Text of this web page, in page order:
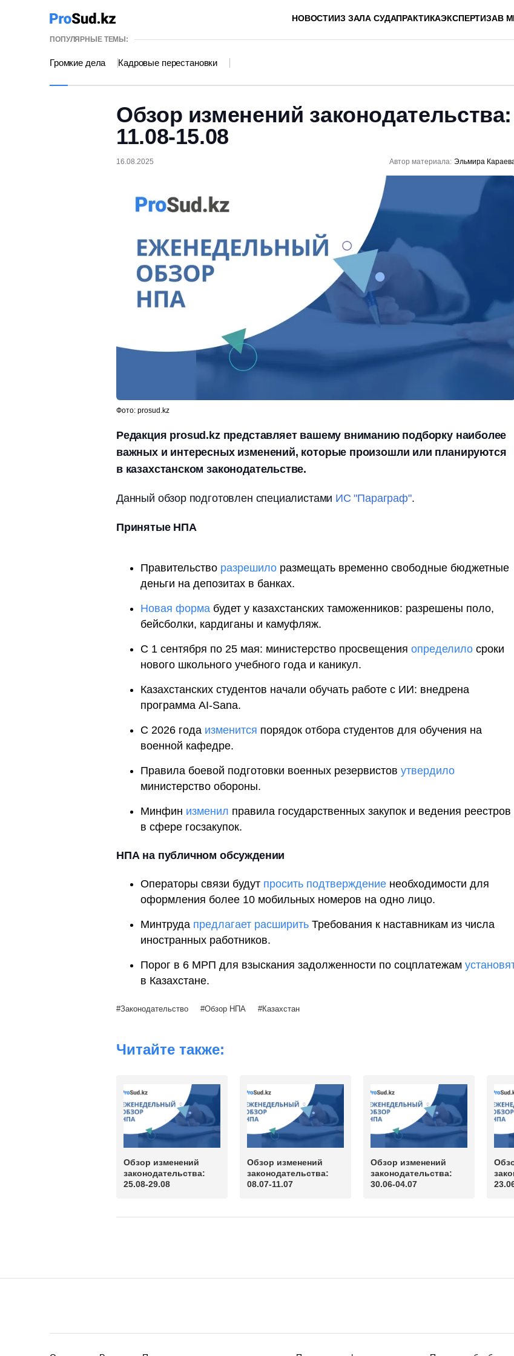
НОВОСТИИЗ ЗАЛА СУДАПРАКТИКАЭКСПЕРТИЗАВ
ПОПУЛЯРНЫЕ ТЕМЫ:
Громкие дела Кадровые перестановки
Обзор изменений законодательства:
11.08-15.08
16.08.2025 Автор материала: Эльмира
Фото: prosud.kz
Редакция prosud.kz представляет вашему вниманию подборку наиболее
важных и интересных изменений, которые произошли или планируются
в казахстанском законодательстве.
Данный обзор подготовлен специалистами ИС "Параграф".
Принятые НПА
Правительство разрешило размещать временно свободные бюджетные
деньги на депозитах в банках.
Новая форма будет у казахстанских таможенников: разрешены поло,
бейсболки, кардиганы и камуфляж.
С 1 сентября по 25 мая: министерство просвещения определило сроки
нового школьного учебного года и каникул.
Казахстанских студентов начали обучать работе с ИИ: внедрена
программа AI-Sana.
С 2026 года изменится порядок отбора студентов для обучения на
военной кафедре.
Правила боевой подготовки военных резервистов утвердило
министерство обороны.
Минфин изменил правила государственных закупок и ведения реестров
в сфере госзакупок.
НПА на публичном обсуждении
Операторы связи будут просить подтверждение необходимости для
оформления более 10 мобильных номеров на одно лицо.
Минтруда предлагает расширить Требования к наставникам из числа
иностранных работников.
Порог в 6 МРП для взыскания задолженности по соцплатежам
в Казахстане.
Законодательство Обзор НПА Казахстан
Читайте также:
Обзор изменений
законодательства:
25.08-29.08
Обзор изменений
законодательства:
08.07-11.07
Обзор изменений
законодательства:
30.06-04.07